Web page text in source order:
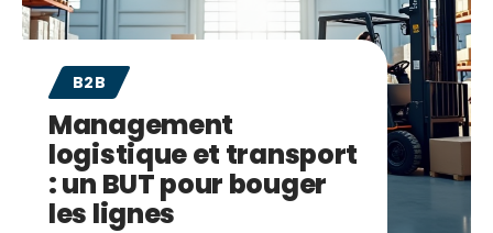
B2B
Management
logistique et transport
: un BUT pour bouger
les lignes